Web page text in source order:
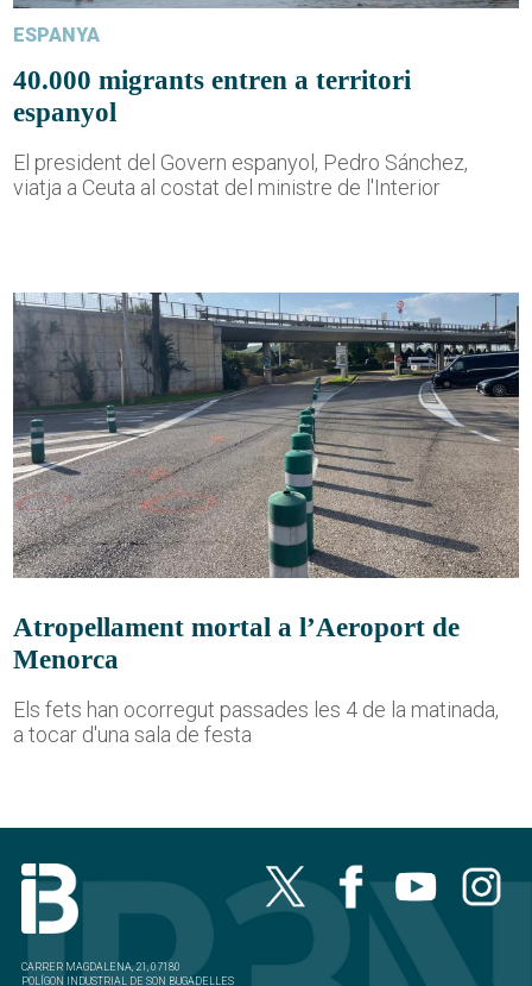
ESPANYA
40.000 migrants entren a territori
espanyol
El president del Govern espanyol, Pedro Sánchez,
viatja a Ceuta al costat del ministre de l'Interior
Atropellament mortal a l’Aeroport de
Menorca
Els fets han ocorregut passades les 4 de la matinada,
a tocar d'una sala de festa
CARRER MAGDALENA, 21, 07180
POLÍGON INDUSTRIAL DE SON BUGADELLES